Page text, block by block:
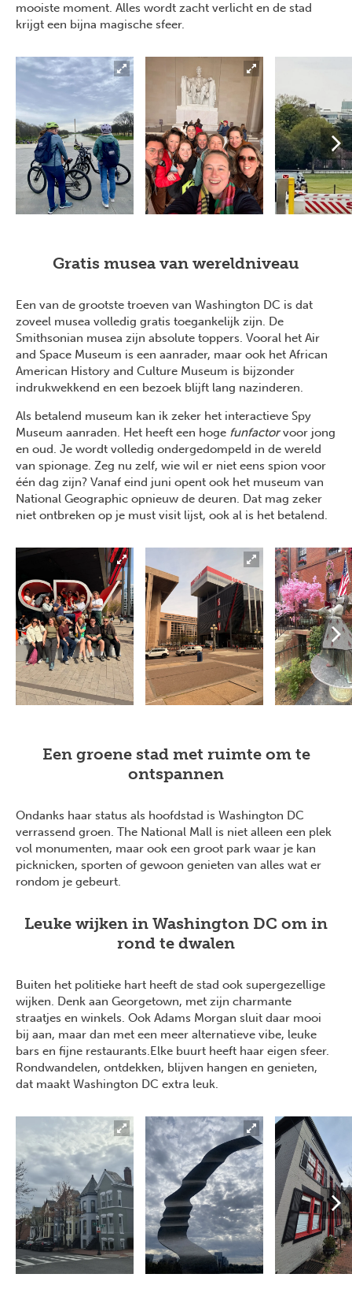
mooiste moment. Alles wordt zacht verlicht en de stad
krijgt een bijna magische sfeer.
Gratis musea van wereldniveau
Een van de grootste troeven van Washington DC is dat
zoveel musea volledig gratis toegankelijk zijn. De
Smithsonian musea zijn absolute toppers. Vooral het Air
and Space Museum is een aanrader, maar ook het African
American History and Culture Museum is bijzonder
indrukwekkend en een bezoek blijft lang nazinderen.
Als betalend museum kan ik zeker het interactieve Spy
Museum aanraden. Het heeft een hoge funfactorvoor jong
en oud. Je wordt volledig ondergedompeld in de wereld
van spionage. Zeg nu zelf, wie wil er niet eens spion voor
één dag zijn? Vanaf eind juni opent ook het museum van
National Geographic opnieuw de deuren. Dat mag zeker
niet ontbreken op je must visit lijst, ook al is het betalend.
Een groene stad met ruimte om te
ontspannen
Ondanks haar status als hoofdstad is Washington DC
verrassend groen. The National Mall is niet alleen een plek
vol monumenten, maar ook een groot park waar je kan
picknicken, sporten of gewoon genieten van alles wat er
rondom je gebeurt.
Leuke wijken in Washington DC om in
rond te dwalen
Buiten het politieke hart heeft de stad ook supergezellige
wijken. Denk aan Georgetown, met zijn charmante
straatjes en winkels. Ook Adams Morgan sluit daar mooi
bij aan, maar dan met een meer alternatieve vibe, leuke
bars en fijne restaurants.Elke buurt heeft haar eigen sfeer.
Rondwandelen, ontdekken, blijven hangen en genieten,
dat maakt Washington DC extra leuk.